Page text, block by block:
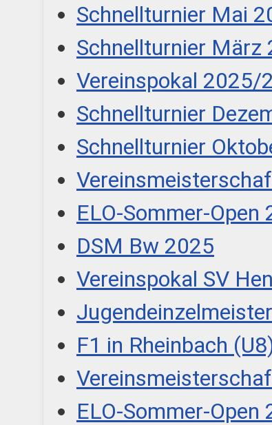
Schnellturnier Mai
Schnellturnier März
Vereinspokal 2025/
Schnellturnier
Schnellturnier
ELO-Sommer-Open
DSM Bw 2025
Vereinspokal SV
F1 in Rheinbach
ELO-Sommer-Open